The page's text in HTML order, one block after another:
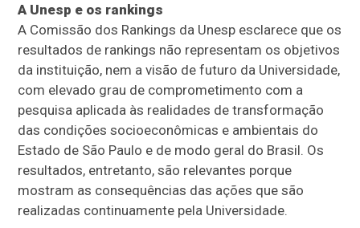
A Unesp e os rankings
A Comissão dos Rankings da Unesp esclarece que os
resultados de rankings não representam os objetivos
da instituição, nem a visão de futuro da Universidade,
com elevado grau de comprometimento com a
pesquisa aplicada às realidades de transformação
das condições socioeconômicas e ambientais do
Estado de São Paulo e de modo geral do Brasil. Os
resultados, entretanto, são relevantes porque
mostram as consequências das ações que são
realizadas continuamente pela Universidade.